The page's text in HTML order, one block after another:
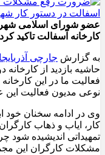
عضو شورای اسلامی
کارخانه آسفالت تاکید
به گزارش جارچی
حاشیه بازدید از
فعالیت ما در این
نوعی مدیون فعالیت این
وی در ادامه سخنان خود
کار، ایاب و ذهاب
تمهیداتی اندیشیده شود
مشکلات کارگران این